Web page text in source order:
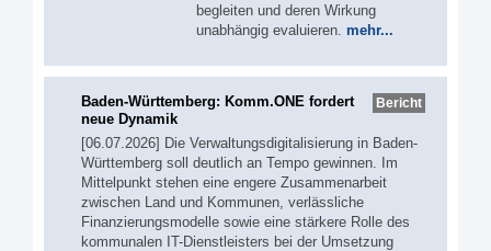
begleiten und deren Wirkung
unabhängig evaluieren. mehr...
Bericht
Baden-Württemberg: Komm.ONE fordert
neue Dynamik
[06.07.2026] Die Verwaltungsdigitalisierung in Baden-
Württemberg soll deutlich an Tempo gewinnen. Im
Mittelpunkt stehen eine engere Zusammenarbeit
zwischen Land und Kommunen, verlässliche
Finanzierungsmodelle sowie eine stärkere Rolle des
kommunalen IT-Dienstleisters bei der Umsetzung